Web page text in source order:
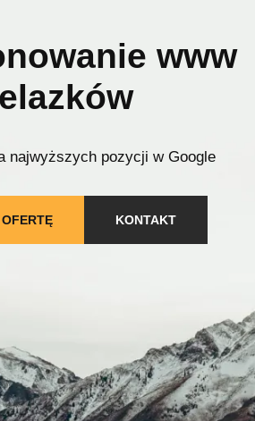
www
najwyższych pozycji w Google
KONTAKT